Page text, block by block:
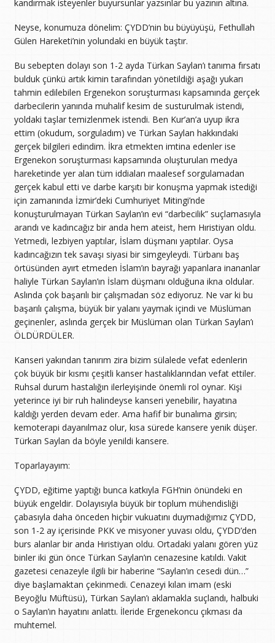
kandırmak isteyenler buyursunlar yazsınlar bu yazının altına.
Neyse, konumuza dönelim: ÇYDD’nin bu büyüyüşü, Fethullah
Gülen Hareketi’nin yolundaki en büyük taştır.
Bu sebepten dolayı son 1-2 ayda Türkan Saylan’ı tanıma fırsatı
bulduk çünkü artık kimin tarafından yönetildiği aşağı yukarı
tahmin edilebilen Ergenekon soruşturması kapsamında gerçek
darbecilerin yanında muhalif kesim de susturulmak istendi,
yoldaki taşlar temizlenmek istendi. Ben Kur’an’a uyup ikra
ettim (okudum, sorguladım) ve Türkan Saylan hakkındaki
gerçek bilgileri edindim. İkra etmekten imtina edenler ise
Ergenekon soruşturması kapsamında oluşturulan medya
hareketinde yer alan tüm iddiaları maalesef sorgulamadan
gerçek kabul etti ve darbe karşıtı bir konuşma yapmak istediği
için zamanında İzmir’deki Cumhuriyet Mitingi’nde
konuşturulmayan Türkan Saylan’ın evi “darbecilik” suçlamasıyla
arandı ve kadıncağız bir anda hem ateist, hem Hıristiyan oldu.
Yetmedi, lezbiyen yaptılar, İslam düşmanı yaptılar. Oysa
kadıncağızın tek savaşı siyasi bir simgeyleydi. Türbanı baş
örtüsünden ayırt etmeden İslam’ın bayrağı yapanlara inananlar
haliyle Türkan Saylan’ın İslam düşmanı olduğuna ikna oldular.
Aslında çok başarılı bir çalışmadan söz ediyoruz. Ne var ki bu
başarılı çalışma, büyük bir yalanı yaymak içindi ve Müslüman
geçinenler, aslında gerçek bir Müslüman olan Türkan Saylan’ı
ÖLDÜRDÜLER.
Kanseri yakından tanırım zira bizim sülalede vefat edenlerin
çok büyük bir kısmı çeşitli kanser hastalıklarından vefat ettiler.
Ruhsal durum hastalığın ilerleyişinde önemli rol oynar. Kişi
yeterince iyi bir ruh halindeyse kanseri yenebilir, hayatına
kaldığı yerden devam eder. Ama hafif bir bunalıma girsin;
kemoterapi dayanılmaz olur, kısa sürede kansere yenik düşer.
Türkan Saylan da böyle yenildi kansere.
Toparlayayım:
ÇYDD, eğitime yaptığı bunca katkıyla FGH’nin önündeki en
büyük engeldir. Dolayısıyla büyük bir toplum mühendisliği
çabasıyla daha önceden hiçbir vukuatını duymadığımız ÇYDD,
son 1-2 ay içerisinde PKK ve misyoner yuvası oldu, ÇYDD’den
burs alanlar bir anda Hıristiyan oldu. Ortadaki yalanı gören yüz
binler iki gün önce Türkan Saylan’ın cenazesine katıldı. Vakit
gazetesi cenazeyle ilgili bir haberine “Saylan’ın cesedi dün…”
diye başlamaktan çekinmedi. Cenazeyi kılan imam (eski
Beyoğlu Müftüsü), Türkan Saylan’ı aklamakla suçlandı, halbuki
o Saylan’ın hayatını anlattı. İleride Ergenekoncu çıkması da
muhtemel.